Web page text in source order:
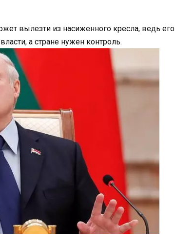
вылезти из насиженного кресла, ведь его
а стране нужен контроль.